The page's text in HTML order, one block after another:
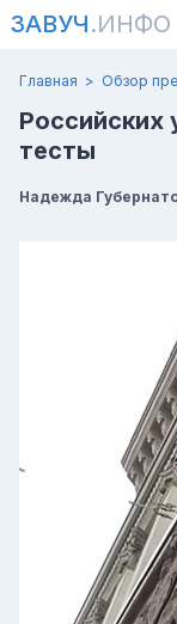
ЗАВУЧ.ИНФО
Главная Обзор
Российских
тесты
Надежда